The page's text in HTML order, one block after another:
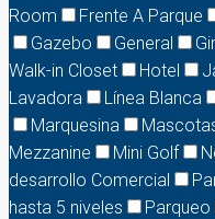
Room
Frente A Parque
Gazebo
General
Walk-in Closet
Hotel
Lavadora
Línea Blanca
Marquesina
Mezzanine
Mini Golf
desarrollo Comercial
hasta 5 niveles
Parqueo